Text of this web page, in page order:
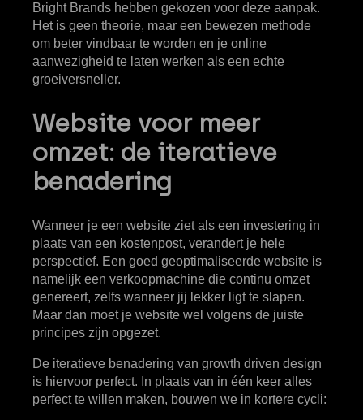
Bright Brands hebben gekozen voor deze aanpak.
Het is geen theorie, maar een bewezen methode
om beter vindbaar te worden en je online
aanwezigheid te laten werken als een echte
groeiversneller.
Website voor meer
omzet: de iteratieve
benadering
Wanneer je een website ziet als een investering in
plaats van een kostenpost, verandert je hele
perspectief. Een goed geoptimaliseerde website is
namelijk een verkoopmachine die continu omzet
genereert, zelfs wanneer jij lekker ligt te slapen.
Maar dan moet je website wel volgens de juiste
principes zijn opgezet.
De iteratieve benadering van growth driven design
is hiervoor perfect. In plaats van in één keer alles
perfect te willen maken, bouwen we in kortere cycli: